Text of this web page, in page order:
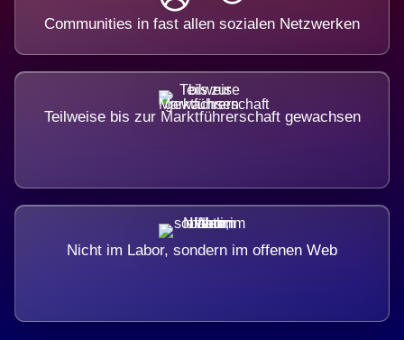
Communities in fast allen sozialen Netzwerken
Teilweise bis zur Marktführerschaft gewachsen
Nicht im Labor, sondern im offenen Web